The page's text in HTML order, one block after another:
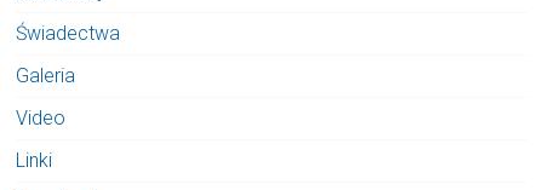
Świadectwa
Galeria
Video
Linki